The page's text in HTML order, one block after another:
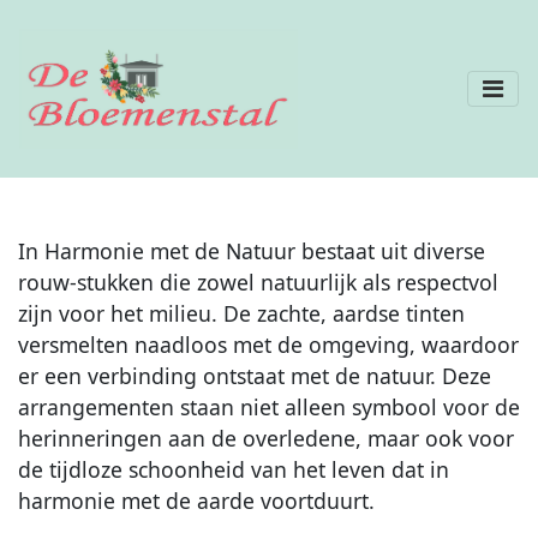
In Harmonie met de Natuur bestaat uit diverse
rouw-stukken die zowel natuurlijk als respectvol
zijn voor het milieu. De zachte, aardse tinten
versmelten naadloos met de omgeving, waardoor
er een verbinding ontstaat met de natuur. Deze
arrangementen staan niet alleen symbool voor de
herinneringen aan de overledene, maar ook voor
de tijdloze schoonheid van het leven dat in
harmonie met de aarde voortduurt.